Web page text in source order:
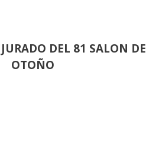
DEL 81 SALON DE
OTOÑO